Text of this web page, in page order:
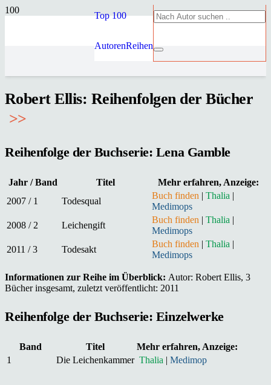
Top 100
AutorenReihen
Robert Ellis: Reihenfolgen der Bücher
>>
Reihenfolge der Buchserie: Lena Gamble
Jahr / Band Titel
Mehr erfahren, Anzeige:
2007 / 1
Todesqual
Buch finden | Thalia |
Medimops
2008 / 2
Leichengift
Buch finden | Thalia |
Medimops
2011 / 3
Todesakt
Buch finden | Thalia |
Medimops
Informationen zur Reihe im Überblick: Autor: Robert Ellis, 3
Bücher insgesamt, zuletzt veröffentlicht: 2011
Reihenfolge der Buchserie: Einzelwerke
Band Titel
Mehr erfahren, Anzeige:
1
Die Leichenkammer Thalia | Medimop